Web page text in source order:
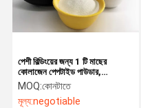
পেশী বিল্ডিংয়ের জন্য 1 টি মাছের
কোলাজেন পেপটাইড পাউডার,
হাইড্রোলিজেড মাছ কোলাজেন পাউডার
টাইপ করুন
MOQ:কোনটাতে
মূল্য:negotiable